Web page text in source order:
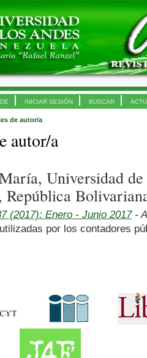
INICIAR SESIÓN BUSCAR
de autor/a
autor/a
Universidad
República
(2017): Enero - Junio 2017-
por los contadores